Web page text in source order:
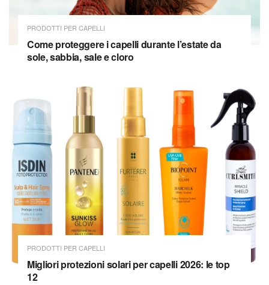
PRODOTTI PER CAPELLI
Come proteggere i capelli durante l’estate da
sole, sabbia, sale e cloro
PRODOTTI PER CAPELLI
Migliori protezioni solari per capelli 2026: le top
12